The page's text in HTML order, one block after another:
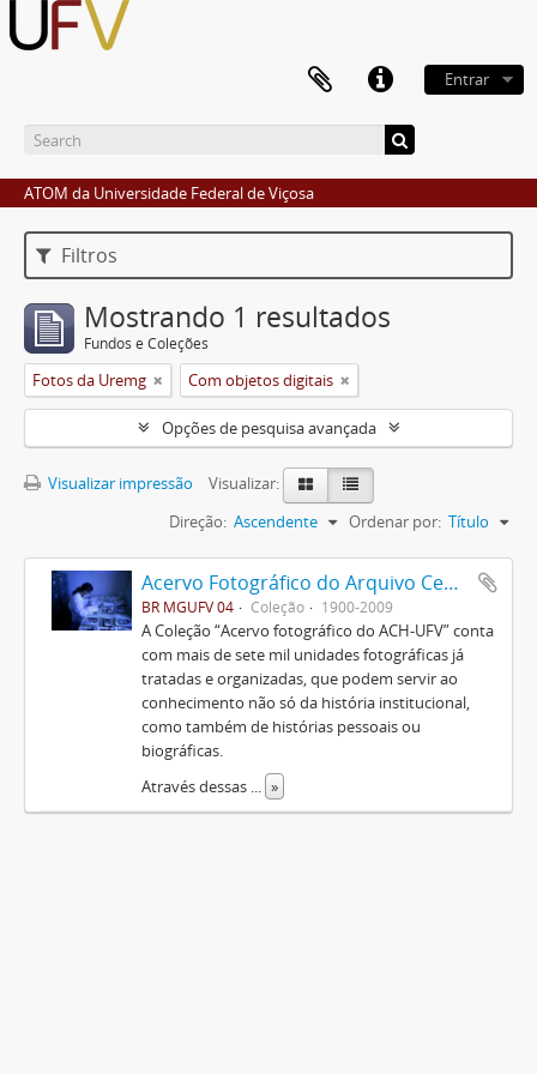
Entrar
ATOM da Universidade Federal de Viçosa
Filtros
Mostrando 1 resultados
Fundos e Coleções
Fotos da Uremg Com objetos digitais
Opções de pesquisa avançada
Visualizar impressão
Visualizar:
Ordenar por: Título
Direção: Ascendente
Acervo Fotográfico do Arquivo Central Histórico da UFV
BR MGUFV 04 Coleção 1900-2009
A Coleção “Acervo fotográfico do ACH-UFV” conta
com mais de sete mil unidades fotográficas já
tratadas e organizadas, que podem servir ao
conhecimento não só da história institucional,
como também de histórias pessoais ou
biográficas.
Através dessas
»